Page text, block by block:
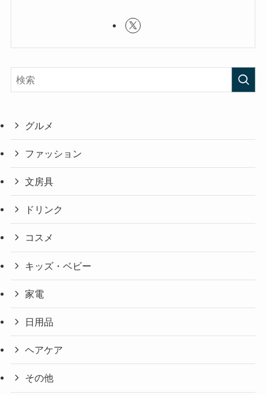
グルメ
ファッション
文房具
ドリンク
コスメ
キッズ・ベビー
家電
日用品
ヘアケア
その他